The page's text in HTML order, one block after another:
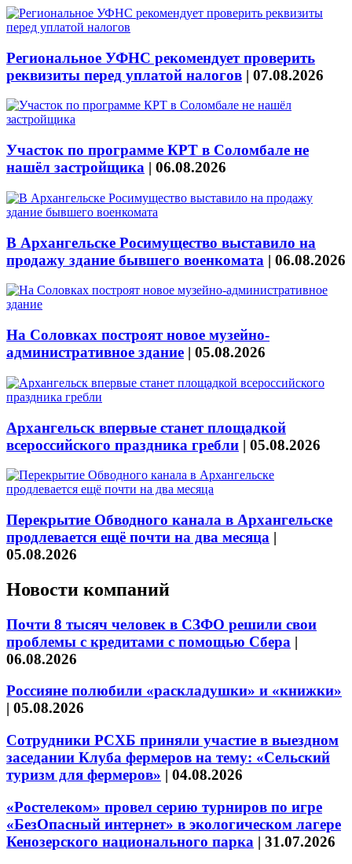
Региональное УФНС рекомендует проверить
реквизиты перед уплатой налогов | 07.08.2026
Участок по программе КРТ в Соломбале не
нашёл застройщика | 06.08.2026
В Архангельске Росимущество выставило на
продажу здание бывшего военкомата | 06.08.2026
На Соловках построят новое музейно-
административное здание | 05.08.2026
Архангельск впервые станет площадкой
всероссийского праздника гребли | 05.08.2026
Перекрытие Обводного канала в Архангельске
продлевается ещё почти на два месяца |
05.08.2026
Новости компаний
Почти 8 тысяч человек в СЗФО решили свои
проблемы с кредитами с помощью Сбера |
06.08.2026
Россияне полюбили «раскладушки» и «книжки»
| 05.08.2026
Сотрудники РСХБ приняли участие в выездном
заседании Клуба фермеров на тему: «Сельский
туризм для фермеров» | 04.08.2026
«Ростелеком» провел серию турниров по игре
«БезОпасный интернет» в экологическом лагере
Кенозерского национального парка | 31.07.2026